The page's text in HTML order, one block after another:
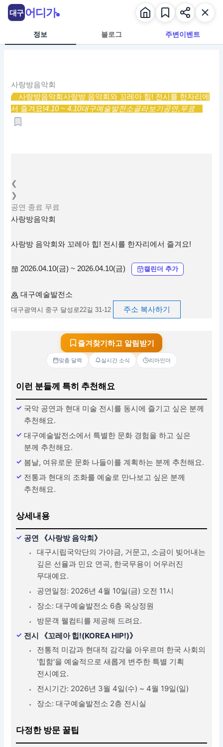
정보 블로그 주변이벤트
사랑방음악회
사랑방음악회사랑방 음악회와 꼬레아 힙! 전시를 한자리에
서 즐겨요!4.10 ~ 4.10대구예술발전소골라보기공연,무료
❮
❯
공연 종료 무료
사랑방음악회
사랑방 음악회와 꼬레아 힙! 전시를 한자리에서 즐겨요!
2026.04.10(금) ~ 2026.04.10(금) 캘린더 추가
대구예술발전소
대구광역시 중구 달성로22길 31-12 주소 복사하기
즐겨찾기하고 알림받기
맞춤 달력 실시간 소식 리마인더
이런 분들께 특히 추천해요
국악 공연과 현대 미술 전시를 동시에 즐기고 싶은 분께
추천해요.
대구예술발전소에서 특별한 문화 경험을 하고 싶은
분께 추천해요.
봄날, 여유로운 문화 나들이를 계획하는 분께 추천해요.
전통과 현대의 조화를 예술로 만나보고 싶은 분께
추천해요.
상세내용
공연 《사랑방 음악회》
대구시립국악단의 가야금, 거문고, 소금이 빚어내는
깊은 선율과 민요 연곡, 한국무용이 어우러진
무대예요.
공연일정: 2026년 4월 10일(금) 오전 11시
장소: 대구예술발전소 6층 옥상정원
방문객 웰컴티를 제공해 드려요.
전시 《꼬레아 힙!(KOREA HIP!)》
전통적 미감과 현대적 감각을 아우르며 한국 사회의
'힙함'을 예술적으로 새롭게 변주한 특별 기획
전시예요.
전시기간: 2026년 3월 4일(수) ~ 4월 19일(일)
장소: 대구예술발전소 2층 전시실
다정한 방문 꿀팁
대구 어디가